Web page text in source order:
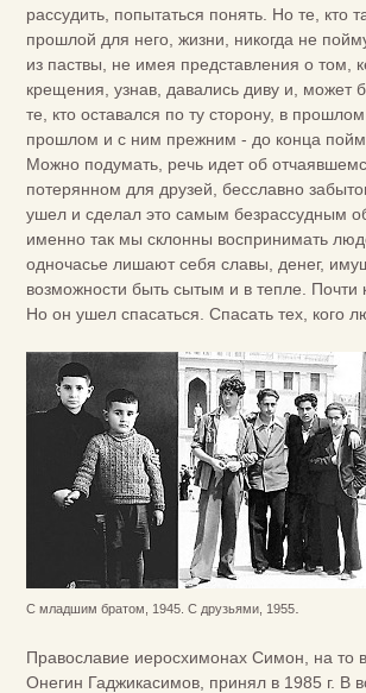
рассудить, попытаться понять. Но те, кто
прошлой для него, жизни, никогда не
из паствы, не имея представления о том,
крещения, узнав, давались диву и, может
те, кто оставался по ту сторону, в
прошлом и с ним прежним - до конца
Можно подумать, речь идет об
потерянном для друзей, бесславно
ушел и сделал это самым безрассудным
именно так мы склонны воспринимать
одночасье лишают себя славы, денег,
возможности быть сытым и в тепле. Почти
Но он ушел спасаться. Спасать тех, кого
С младшим братом, 1945. С друзьями, 1955
Православие иеросхимонах Симон, на то
Онегин Гаджикасимов, принял в 1985 г. В